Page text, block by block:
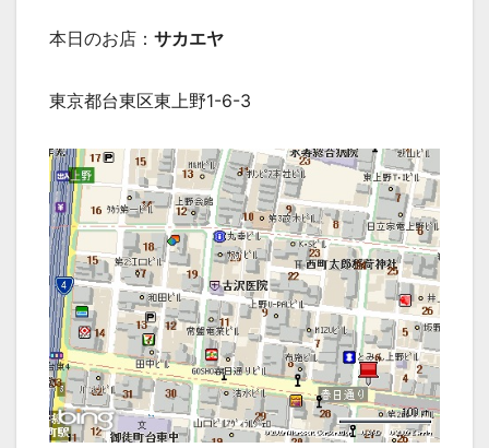
本日のお店： サカエヤ
東京都台東区東上野1-6-3